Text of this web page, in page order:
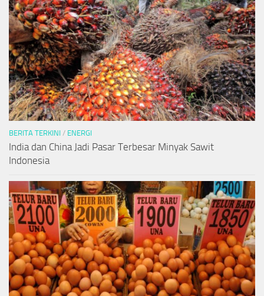
BERITA TERKINI / ENERGI
India dan China Jadi Pasar Terbesar Minyak Sawit
Indonesia